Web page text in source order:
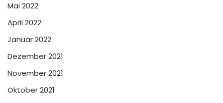
Mai 2022
April 2022
Januar 2022
Dezember 2021
November 2021
Oktober 2021